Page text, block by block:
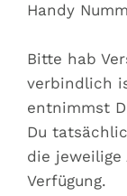
Handy
Bitte hab
verbindlich
entnimmst
Du
die jeweilige
Verfügung.